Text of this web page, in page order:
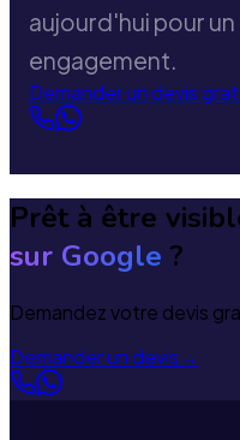
aujourd'hui pour
engagement.
Demander un devis
Prêt à être
sur Google ?
Demandez votre devis
Demander un devis→